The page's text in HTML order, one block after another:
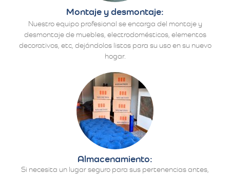
Montaje y desmontaje:
Nuestro equipo profesional se encarga del montaje y
desmontaje de muebles, electrodomésticos, elementos
decorativos, etc, dejándolos listos para su uso en su nuevo
hogar.
Almacenamiento:
Si necesita un lugar seguro para sus pertenencias antes,